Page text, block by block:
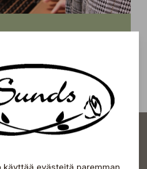
suoraan sähköpostiisi!
Tilaa
käyttää evästeitä paremman